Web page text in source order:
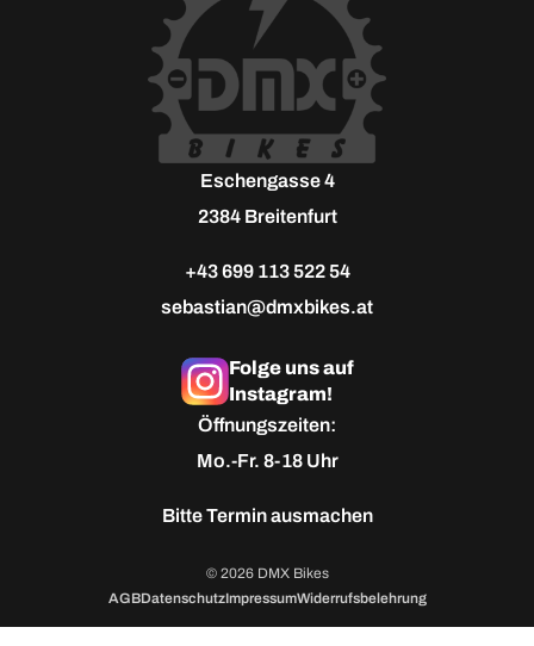
Eschengasse 4
2384 Breitenfurt
+43 699 113 522 54
sebastian@dmxbikes.at
Folge uns auf
Instagram!
Öffnungszeiten:
Mo.-Fr. 8-18 Uhr
BitteTermin ausmachen
© 2026 DMX Bikes
AGBDatenschutzImpressumWiderrufsbelehrung